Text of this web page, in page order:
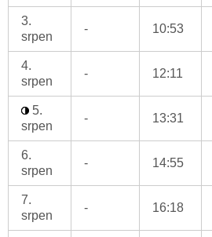
3.
srpen
- 10:53
4.
srpen
- 12:11
5.
srpen
- 13:31
6.
srpen
- 14:55
7.
srpen
- 16:18